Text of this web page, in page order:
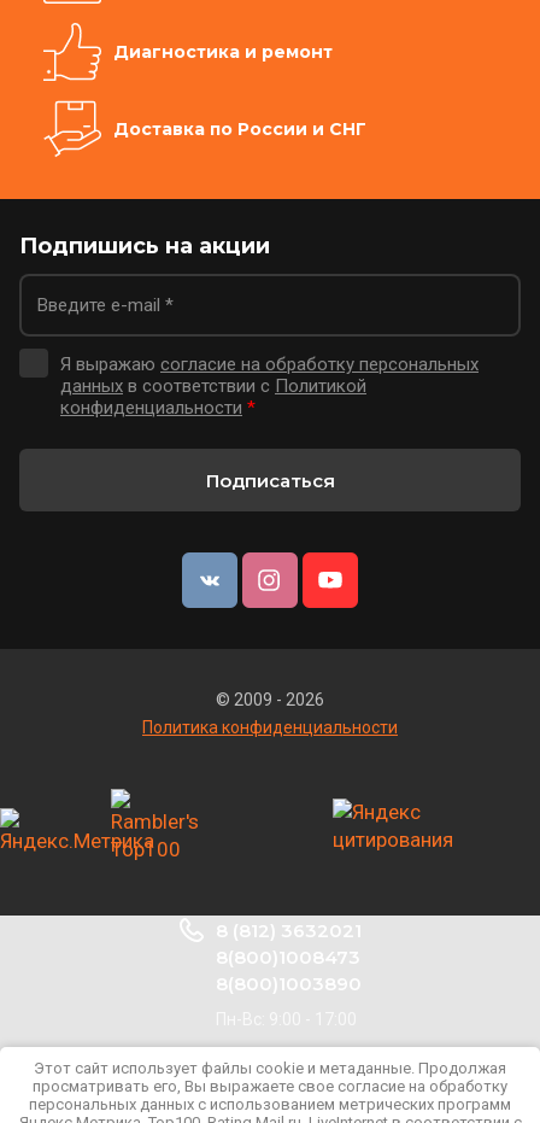
Диагностика и ремонт
Доставка по России и СНГ
Подпишись на акции
Я выражаю согласие на обработку персональных
данных в соответствии с Политикой
конфиденциальности *
Подписаться
© 2009 - 2026
Политика конфиденциальности
8 (812) 3632021
8(800)1008473
8(800)1003890
Лен. область, Ломоносовский район,
промзона Пески, Отраслевой пер. Стр.
3
Этот сайт использует файлы cookie и метаданные. Продолжая
просматривать его, Вы выражаете свое согласие на обработку
персональных данных с использованием метрических программ